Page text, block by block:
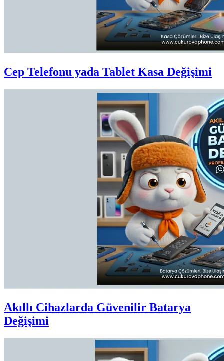
Cep Telefonu yada Tablet Kasa Değişimi
Akıllı Cihazlarda Güvenilir Batarya
Değişimi